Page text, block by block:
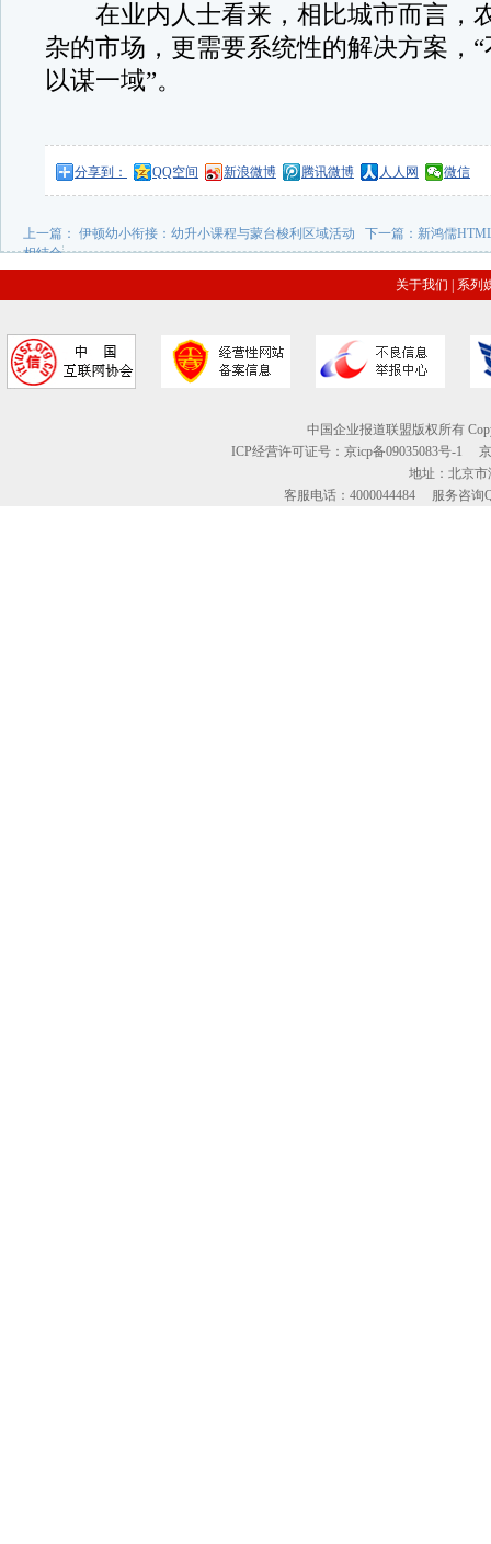
在业内人士看来，相比城市而言，
杂的市场，更需要系统性的解决方案，
以谋一域”。
分享到： QQ空间 新浪微博 腾讯微博 人人网 微信
上一篇： 伊顿幼小衔接：幼升小课程与蒙台梭利区域活动
相结合
下一篇： 新鸿儒
关于我们 系列
中国企业报道联盟版权所有
ICP经营许可证号：京icp备09035083号-1
地址：北京市
客服电话：4000044484 服务咨询